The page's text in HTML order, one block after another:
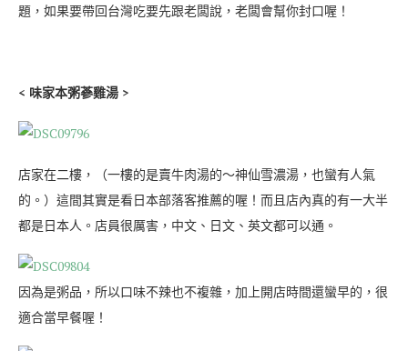
題，如果要帶回台灣吃要先跟老闆說，老闆會幫你封口喔！
< 味家本粥蔘雞湯 >
店家在二樓，（一樓的是賣牛肉湯的～神仙雪濃湯，也蠻有人氣
的。）這間其實是看日本部落客推薦的喔！而且店內真的有一大半
都是日本人。店員很厲害，中文、日文、英文都可以通。
因為是粥品，所以口味不辣也不複雜，加上開店時間還蠻早的，很
適合當早餐喔！